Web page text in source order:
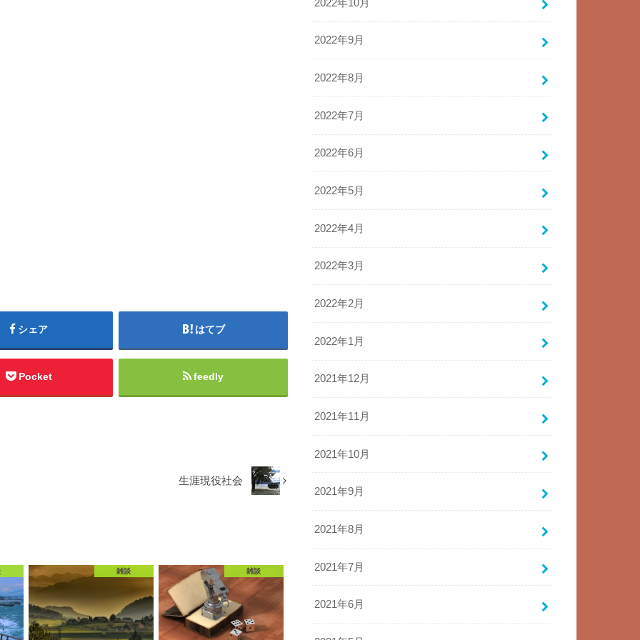
シェア はてブ
Pocket feedly
生涯現役社会
雑談 雑談
2022年10月
2022年9月
2022年8月
2022年7月
2022年6月
2022年5月
2022年4月
2022年3月
2022年2月
2022年1月
2021年12月
2021年11月
2021年10月
2021年9月
2021年8月
2021年7月
2021年6月